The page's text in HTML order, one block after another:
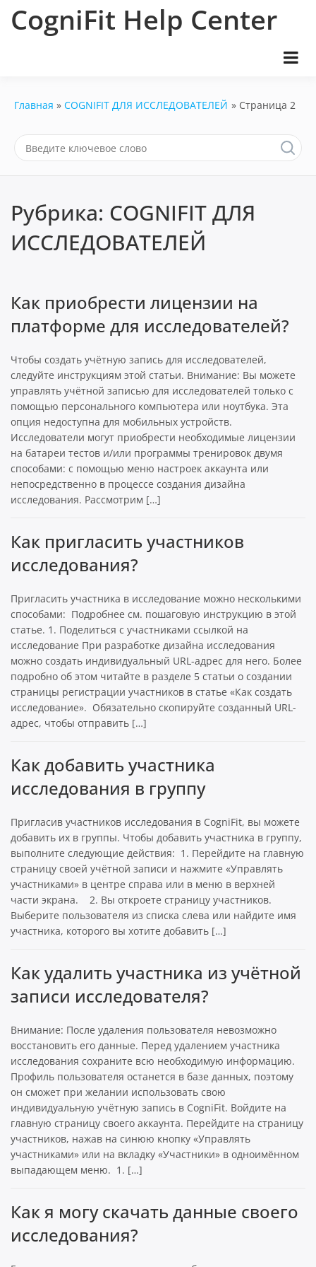
содержимому
CogniFit Help Center
Главная COGNIFIT ДЛЯ ИССЛЕДОВАТЕЛЕЙ Страница 2
Рубрика: COGNIFIT ДЛЯ
ИССЛЕДОВАТЕЛЕЙ
Как приобрести лицензии на
платформе для исследователей?
Чтобы создать учётную запись для исследователей,
следуйте инструкциям этой статьи. Внимание: Вы можете
управлять учётной записью для исследователей только с
помощью персонального компьютера или ноутбука. Эта
опция недоступна для мобильных устройств.
Исследователи могут приобрести необходимые лицензии
на батареи тестов и/или программы тренировок двумя
способами: с помощью меню настроек аккаунта или
непосредственно в процессе создания дизайна
исследования. Рассмотрим […]
Как пригласить участников
исследования?
Пригласить участника в исследование можно несколькими
способами: Подробнее см. пошаговую инструкцию в этой
статье. 1. Поделиться с участниками ссылкой на
исследование При разработке дизайна исследования
можно создать индивидуальный URL-адрес для него. Более
подробно об этом читайте в разделе 5 статьи о создании
страницы регистрации участников в статье «Как создать
исследование». Обязательно скопируйте созданный URL-
адрес, чтобы отправить […]
Как добавить участника
исследования в группу
Пригласив участников исследования в CogniFit, вы можете
добавить их в группы. Чтобы добавить участника в группу,
выполните следующие действия: 1. Перейдите на главную
страницу своей учётной записи и нажмите «Управлять
участниками» в центре справа или в меню в верхней
части экрана. 2. Вы откроете страницу участников.
Выберите пользователя из списка слева или найдите имя
участника, которого вы хотите добавить […]
Как удалить участника из учётной
записи исследователя?
Внимание: После удаления пользователя невозможно
восстановить его данные. Перед удалением участника
исследования сохраните всю необходимую информацию.
Профиль пользователя останется в базе данных, поэтому
он сможет при желании использовать свою
индивидуальную учётную запись в CogniFit. Войдите на
главную страницу своего аккаунта. Перейдите на страницу
участников, нажав на синюю кнопку «Управлять
участниками» или на вкладку «Участники» в одноимённом
выпадающем меню. 1. […]
Как я могу скачать данные своего
исследования?